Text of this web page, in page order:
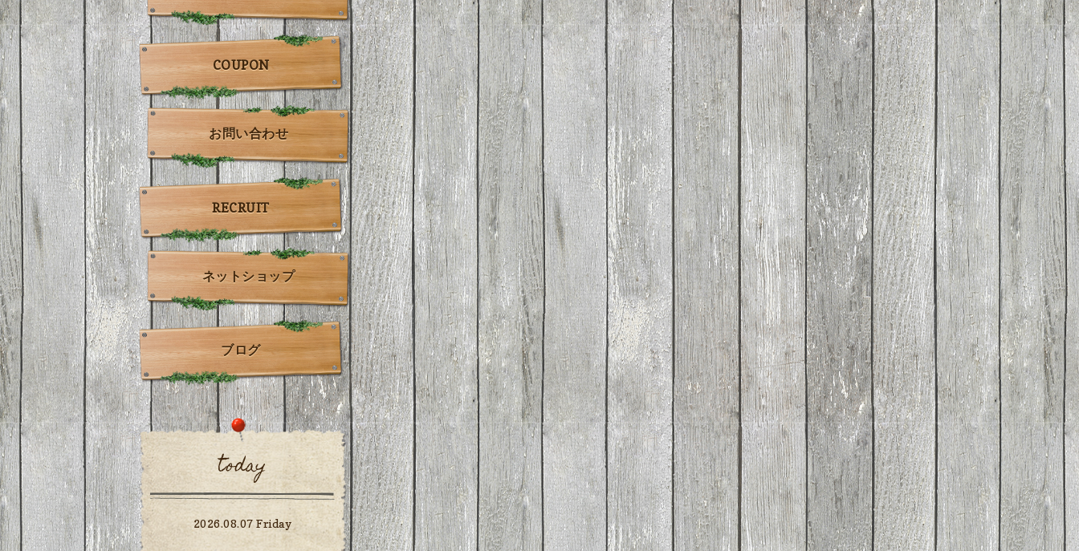
COUPON
お問い合わせ
RECRUIT
ネットショップ
ブログ
today
2026.08.07 Friday